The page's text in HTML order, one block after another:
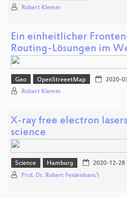
Robert Klemm
Ein einheitlicher
Routing-Lösungen im
Geo OpenStreeetMap 2020-
Robert Klemm
X-ray free electron
science
Science Hamburg 2020-12-28
Prof. Dr. Robert Feidenhans’l